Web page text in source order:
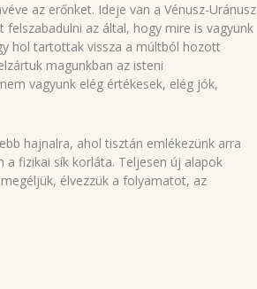
az erőnket. Ideje van a Vénusz-Uránusz
az által, hogy mire is vagyunk
hol tartottak vissza a múltból hozott
magunkban az isteni
vagyunk elég értékesek, elég jók,
hajnalra, ahol tisztán emlékezünk arra
fizikai sík korláta. Teljesen új alapok
élvezzük a folyamatot, az